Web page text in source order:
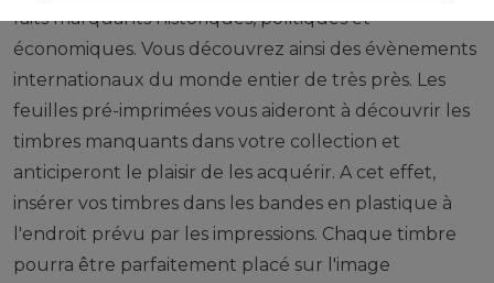
faits marquants historiques, politiques et
économiques. Vous découvrez ainsi des évènements
internationaux du monde entier de très près. Les
feuilles pré-imprimées vous aideront à découvrir les
timbres manquants dans votre collection et
anticiperont le plaisir de les acquérir. A cet effet,
insérer vos timbres dans les bandes en plastique à
l'endroit prévu par les impressions. Chaque timbre
pourra être parfaitement placé sur l'image